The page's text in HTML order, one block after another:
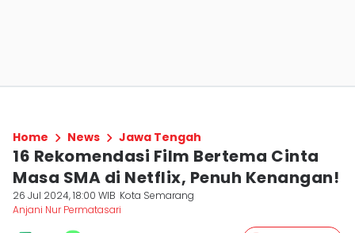
Home News Jawa Tengah
16 Rekomendasi Film Bertema Cinta
Masa SMA di Netflix, Penuh Kenangan!
26 Jul 2024, 18:00 WIB Kota Semarang
Anjani Nur Permatasari